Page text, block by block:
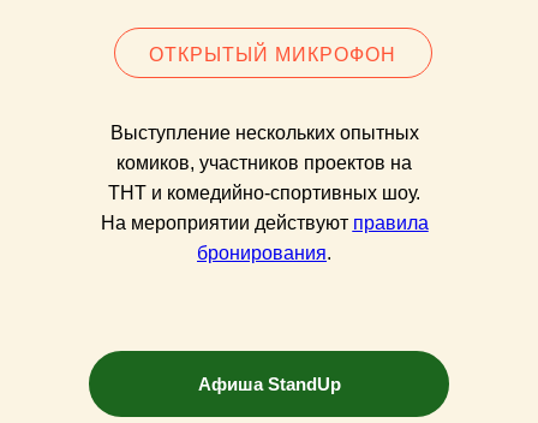
Афиша StandUp
ОТКРЫТЫЙ МИКРОФОН
Выступление нескольких опытных
комиков, участников проектов на
ТНТ и комедийно-спортивных шоу.
На мероприятии действуют правила
бронирования.